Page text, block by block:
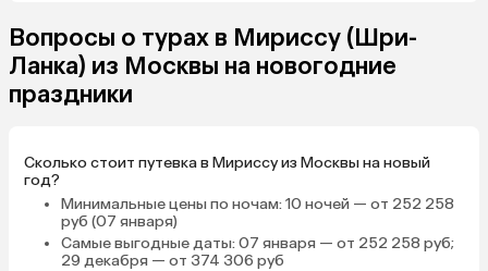
Вопросы о турах в Мириссу (Шри-
Ланка) из Москвы на новогодние
праздники
Сколько стоит путевка в Мириссу из Москвы на новый
год?
Минимальные цены по ночам: 10 ночей — от 252 258
руб (07 января)
Самые выгодные даты: 07 января — от 252 258 руб;
29 декабря — от 374 306 руб